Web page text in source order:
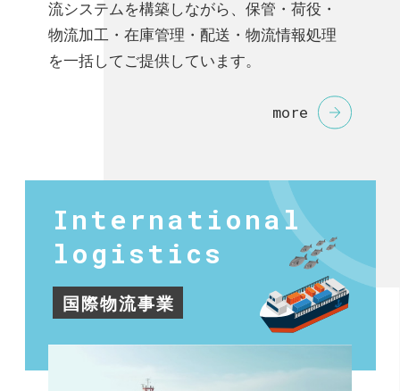
流システムを構築しながら、保管・荷役・
物流加工・在庫管理・配送・物流情報処理
を一括してご提供しています。
more
International
logistics
国際物流事業